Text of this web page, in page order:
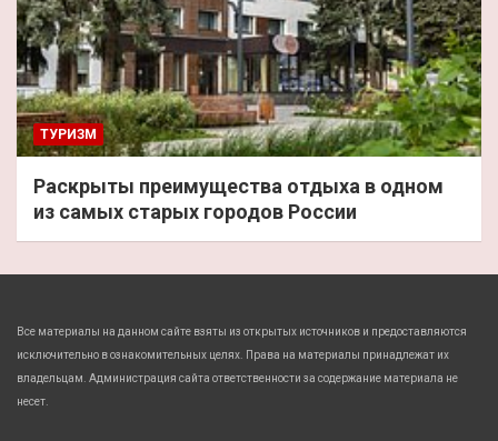
ТУРИЗМ
Раскрыты преимущества отдыха в одном
из самых старых городов России
Все материалы на данном сайте взяты из открытых источников и предоставляются
исключительно в ознакомительных целях. Права на материалы принадлежат их
владельцам. Администрация сайта ответственности за содержание материала не
несет.